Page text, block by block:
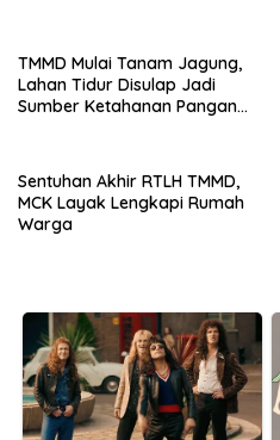
TMMD Mulai Tanam Jagung,
Lahan Tidur Disulap Jadi
Sumber Ketahanan Pangan
Sentuhan Akhir RTLH TMMD,
MCK Layak Lengkapi Rumah
Warga